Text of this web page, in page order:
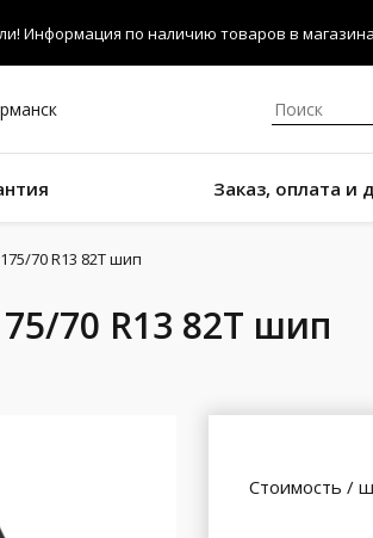
Информация по наличию товаров в
Заказ, оплата и
70 R13 82T шип
70 R13 82T шип
Стоимость /